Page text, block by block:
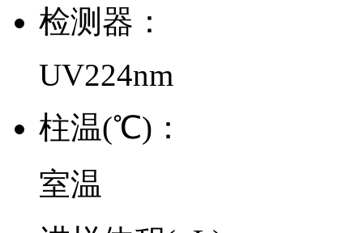
检测器：
UV224nm
柱温(℃)：
室温